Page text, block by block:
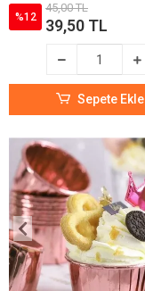
%12
45,00 TL
39,50 TL
Sepete Ekle